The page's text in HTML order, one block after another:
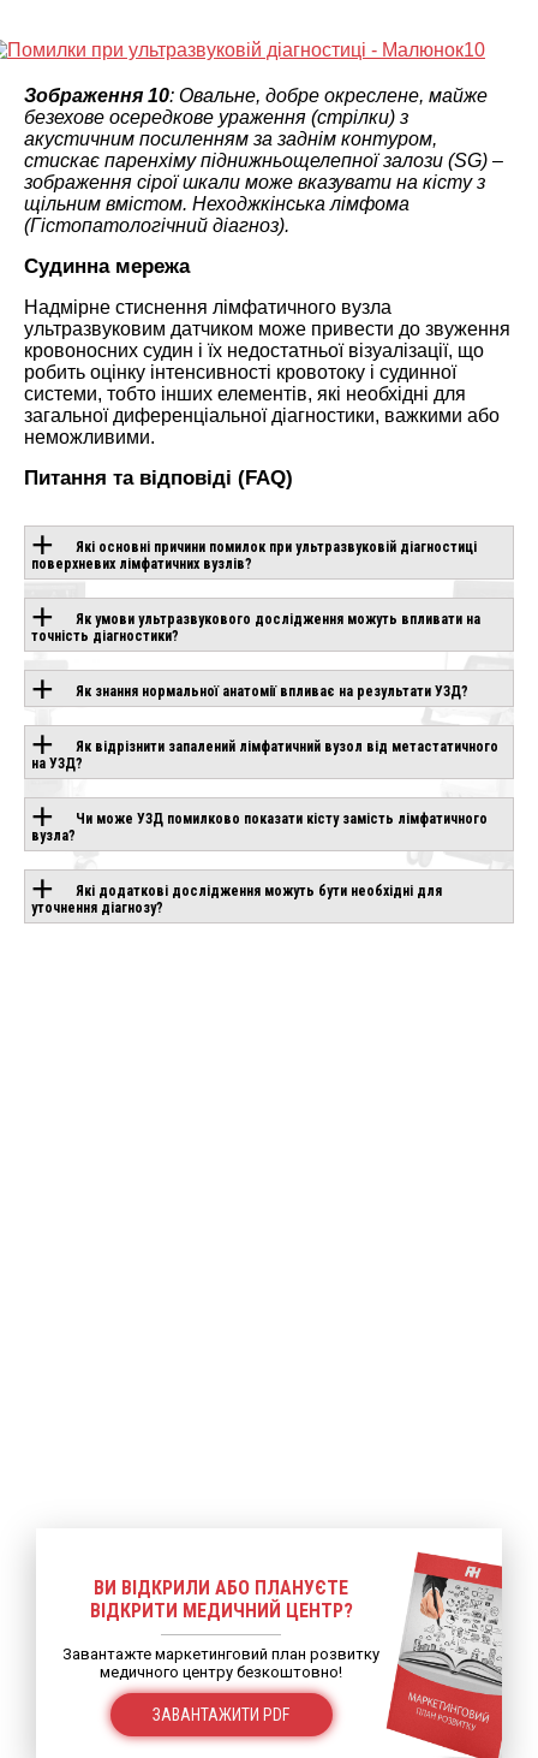
Зображення 10: Овальне, добре окреслене, майже
безехове осередкове ураження (стрілки) з
акустичним посиленням за заднім контуром,
стискає паренхіму піднижньощелепної залози (SG) –
зображення сірої шкали може вказувати на кісту з
щільним вмістом. Неходжкінська лімфома
(Гістопатологічний діагноз).
Судинна мережа
Надмірне стиснення лімфатичного вузла
ультразвуковим датчиком може привести до звуження
кровоносних судин і їх недостатньої візуалізації, що
робить оцінку інтенсивності кровотоку і судинної
системи, тобто інших елементів, які необхідні для
загальної диференціальної діагностики, важкими або
неможливими.
Питання та відповіді (FAQ)
Які основні причини помилок при ультразвуковій діагностиці
поверхневих лімфатичних вузлів?
Як умови ультразвукового дослідження можуть впливати на
точність діагностики?
Як знання нормальної анатомії впливає на результати УЗД?
Як відрізнити запалений лімфатичний вузол від метастатичного
на УЗД?
Чи може УЗД помилково показати кісту замість лімфатичного
вузла?
Які додаткові дослідження можуть бути необхідні для
уточнення діагнозу?
ОБЛАДНАННЯ З
ЦІЄЮ
ТЕХНОЛОГІЄЮ
AIR
CANON APLIO
BEYOND
Під замовлення
CHISON SONOGO
EBIT 90
Під замовлення
ВИ ВІДКРИЛИ АБО ПЛАНУЄТЕ
ВІДКРИТИ МЕДИЧНИЙ ЦЕНТР?
Завантажте маркетинговий план розвитку
медичного центру безкоштовно!
ЗАВАНТАЖИТИ PDF